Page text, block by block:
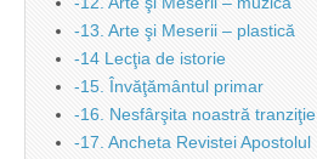
-13. Arte şi Meserii – plastică
-14 Lecţia de istorie
-15. Învăţământul primar
-16. Nesfârşita noastră tranziţie
-17. Ancheta Revistei Apostolul